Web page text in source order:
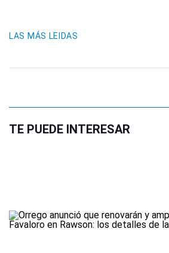
LAS MÁS LEIDAS
TE PUEDE INTERESAR